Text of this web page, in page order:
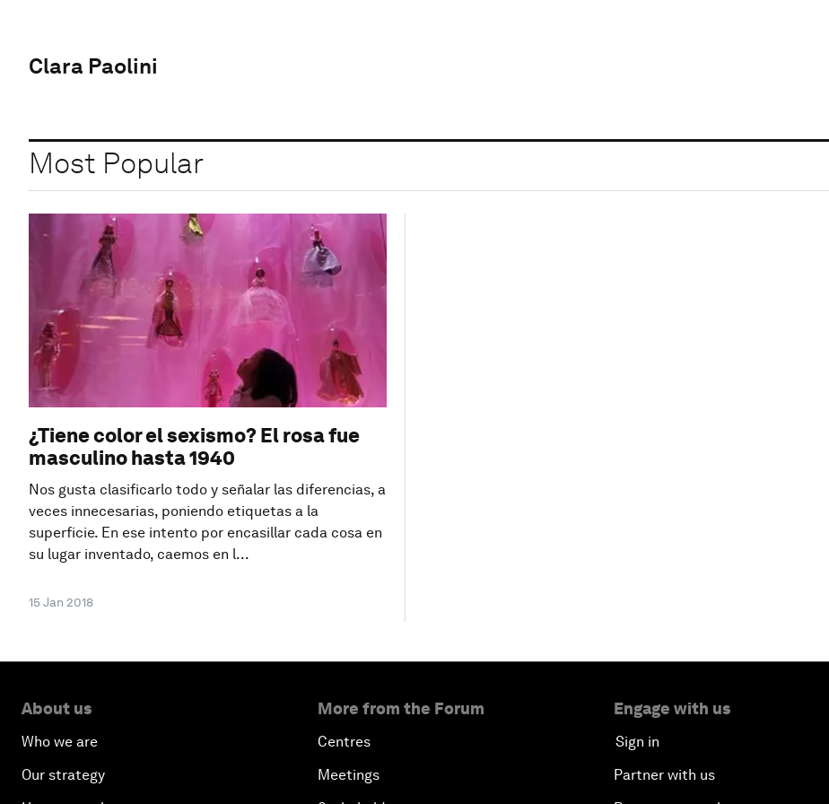
Clara Paolini
Most Popular
¿Tiene color el sexismo? El rosa fue
masculino hasta 1940
Nos gusta clasificarlo todo y señalar las diferencias, a
veces innecesarias, poniendo etiquetas a la
superficie. En ese intento por encasillar cada cosa en
su lugar inventado, caemos en l...
15 Jan 2018
About us
Who we are
Our strategy
More from the Forum
Centres
Meetings
Engage with us
Sign in
Partner with us